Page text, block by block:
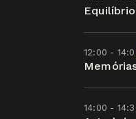
12:00 -
14:00 -